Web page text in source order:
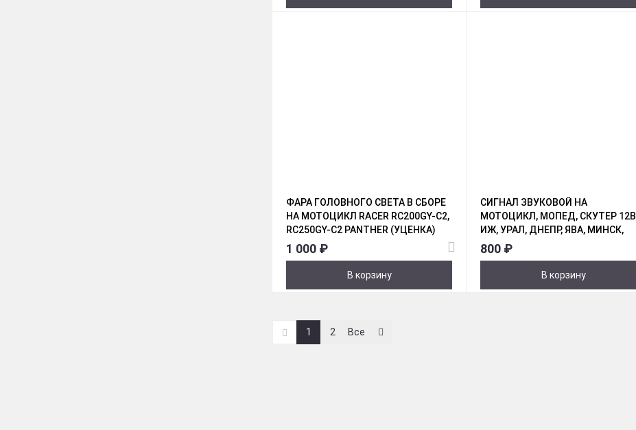
ФАРА ГОЛОВНОГО СВЕТА В СБОРЕ
НА МОТОЦИКЛ RACER RC200GY-C2,
RC250GY-C2 PANTHER (УЦЕНКА)
1 000 ₽
В корзину
СИГНАЛ ЗВУКОВОЙ НА
МОТОЦИКЛ, МОПЕД, СКУТЕР 12В
ИЖ, УРАЛ, ДНЕПР, ЯВА, МИНСК,
ВОСХОД, МУРАВЕЙ РОЖОК ХРОМ
800 ₽
В корзину
1 2 Все